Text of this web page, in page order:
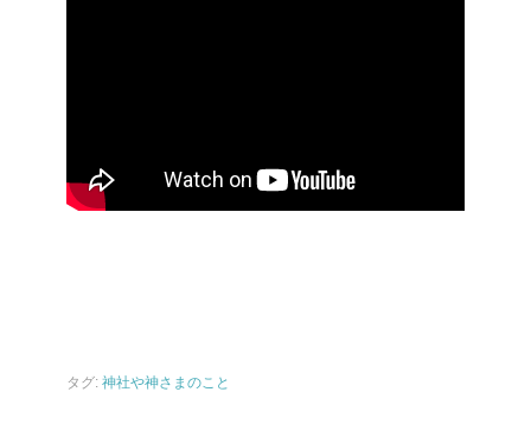
タグ: 神社や神さまのこと